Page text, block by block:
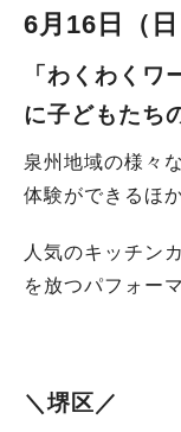
6月16日（
「わくわく
に子どもたち
泉州地域の様々
体験ができるほ
人気のキッチン
を放つパフォー
＼堺区／